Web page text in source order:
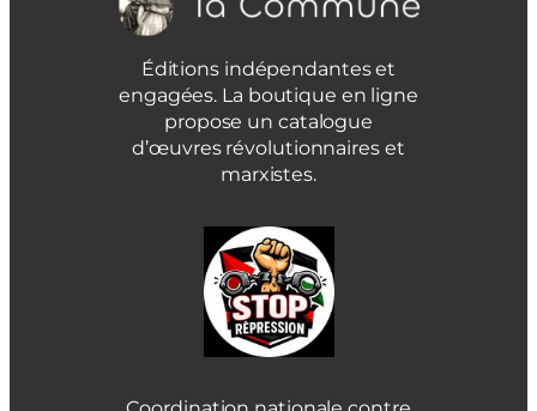
Éditions indépendantes et
engagées. La boutique en ligne
propose un catalogue
d’œuvres révolutionnaires et
marxistes.